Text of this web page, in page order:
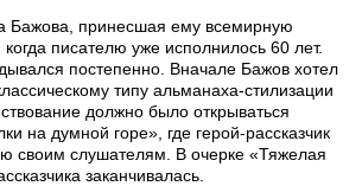
Бажова, принесшая ему всемирную
писателю уже исполнилось 60 лет.
постепенно. Вначале Бажов хотел
типу альманаха-стилизации
должно было открываться
на думной горе», где герой-рассказчик
своим слушателям. В очерке «Тяжелая
заканчивалась.